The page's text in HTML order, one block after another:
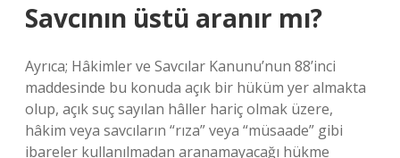
Savcının üstü aranır mı?
Ayrıca; Hâkimler ve Savcılar Kanunu’nun 88’inci
maddesinde bu konuda açık bir hüküm yer almakta
olup, açık suç sayılan hâller hariç olmak üzere,
hâkim veya savcıların “rıza” veya “müsaade” gibi
ibareler kullanılmadan aranamayacağı hükme